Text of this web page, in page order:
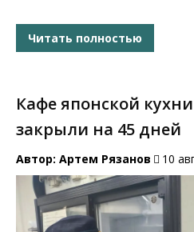
Читать полностью
Кафе японской
закрыли на 45 дней
Автор: Артем Рязанов 10